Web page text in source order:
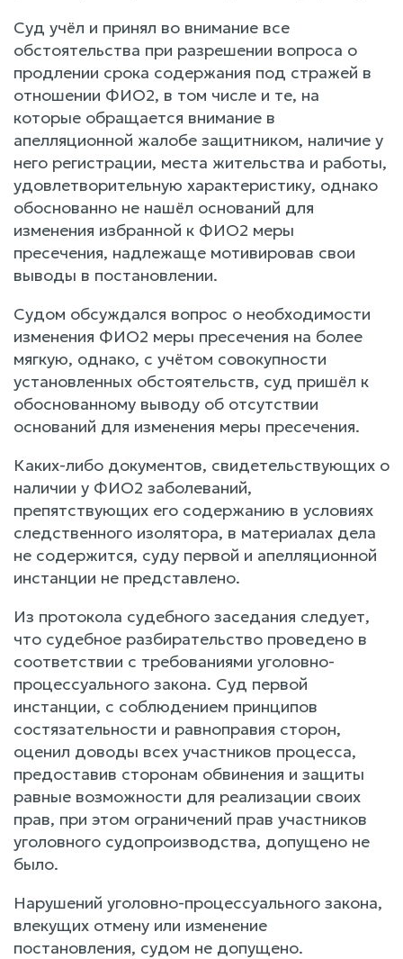
Суд учёл и принял во внимание все
обстоятельства при разрешении вопроса о
продлении срока содержания под стражей в
отношении ФИО2, в том числе и те, на
которые обращается внимание в
апелляционной жалобе защитником, наличие у
него регистрации, места жительства и работы,
удовлетворительную характеристику, однако
обоснованно не нашёл оснований для
изменения избранной к ФИО2 меры
пресечения, надлежаще мотивировав свои
выводы в постановлении.
Судом обсуждался вопрос о необходимости
изменения ФИО2 меры пресечения на более
мягкую, однако, с учётом совокупности
установленных обстоятельств, суд пришёл к
обоснованному выводу об отсутствии
оснований для изменения меры пресечения.
Каких-либо документов, свидетельствующих о
наличии у ФИО2 заболеваний,
препятствующих его содержанию в условиях
следственного изолятора, в материалах дела
не содержится, суду первой и апелляционной
инстанции не представлено.
Из протокола судебного заседания следует,
что судебное разбирательство проведено в
соответствии с требованиями уголовно-
процессуального закона. Суд первой
инстанции, с соблюдением принципов
состязательности и равноправия сторон,
оценил доводы всех участников процесса,
предоставив сторонам обвинения и защиты
равные возможности для реализации своих
прав, при этом ограничений прав участников
уголовного судопроизводства, допущено не
было.
Нарушений уголовно-процессуального закона,
влекущих отмену или изменение
постановления, судом не допущено.